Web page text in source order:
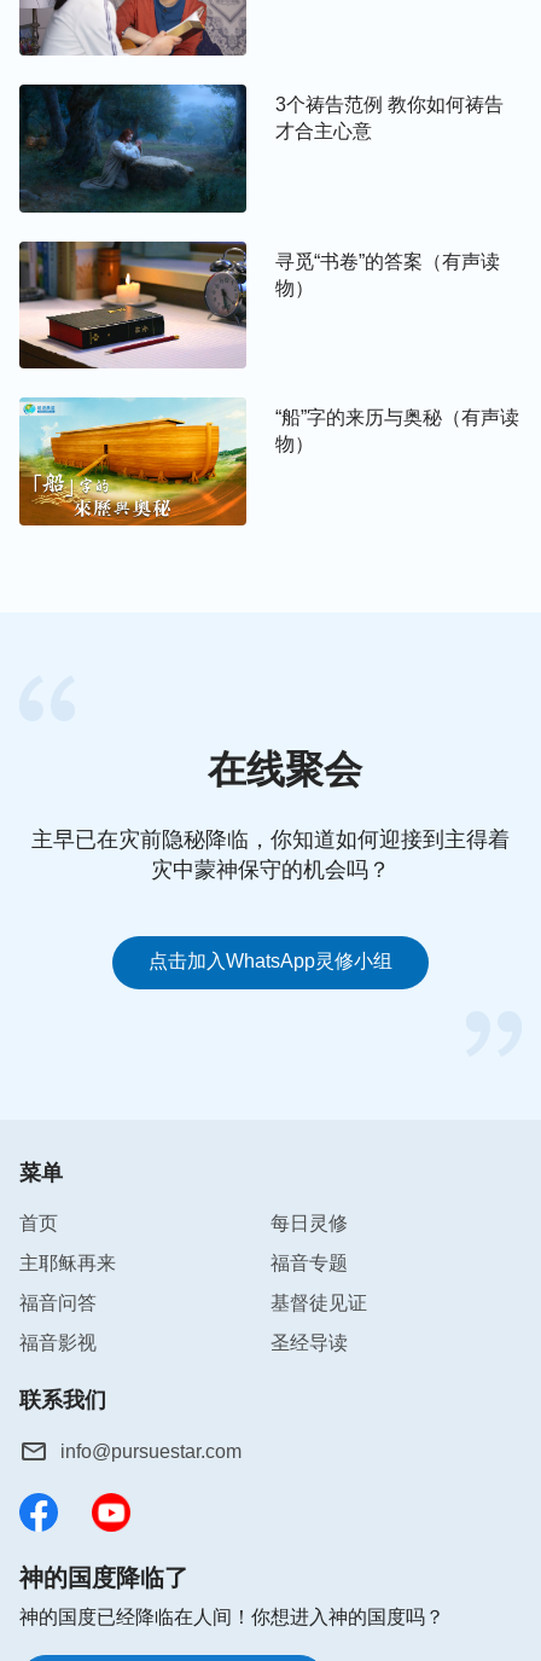
惩罚临到我，光有好事临到我，不能有坏事临到
人的原则主要有以上这四条，这四条人如果达到了，
他跟神的相交也就完全正常了，这四条达不到，你跟
神的相交就不完全、就不正常；你跟神相交达不到标
准、达不到神的要求，那就足以证明你做诚实人还没
相关阅读 ：我明白了做诚实人的真意（一）
3个祷告范例 教你如何祷告
才合主心意
寻觅“书卷”的答案（有声读
物）
“船”字的来历与奥秘（有声读
物）
在线聚会
主早已在灾前隐秘降临，你知道如何迎接到主得着
灾中蒙神保守的机会吗？
点击加入WhatsApp灵修小组
菜单
首页
每日灵修
主耶稣再来
福音专题
福音问答
基督徒见证
福音影视
圣经导读
联系我们
info@pursuestar.com
神的国度降临了
神的国度已经降临在人间！你想进入神的国度吗？